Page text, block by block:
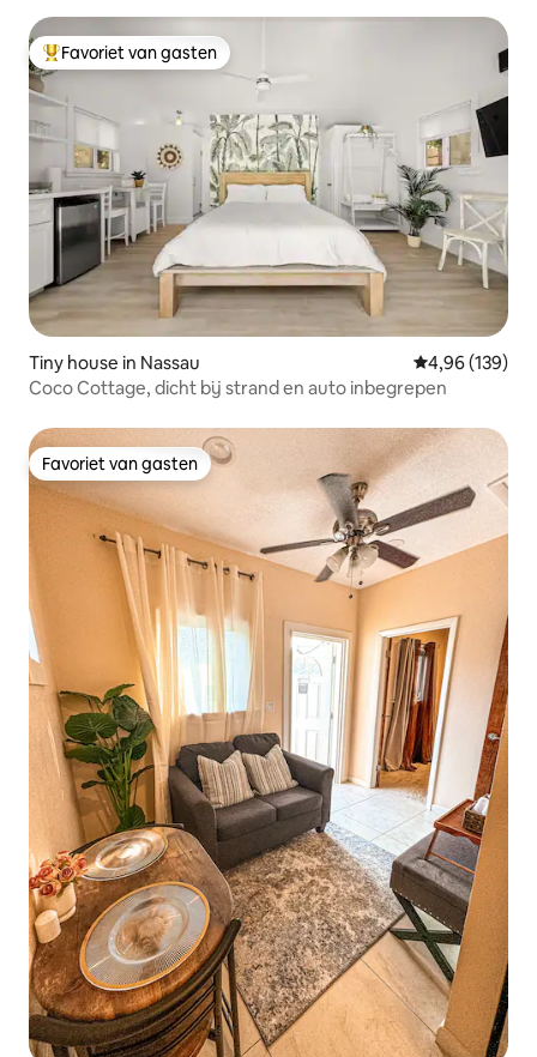
Topfavoriet van gasten
Favoriet van gasten
Tiny house in Nassau Gemiddelde
4,96 (139)
Coco Cottage, dicht bij strand en auto inbegrepen
Favoriet van gasten
Favoriet van gasten